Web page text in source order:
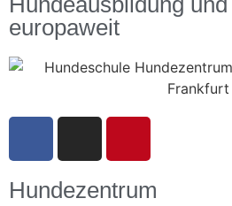
europaweit
Hundezentrum